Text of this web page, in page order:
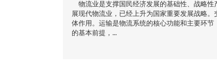
物流业是支撑国民经济发展的基础性、战略性
展现代物流业，已经上升为国家重要发展战略
体作用。运输是物流系统的核心功能和主要环
的基本前提，...